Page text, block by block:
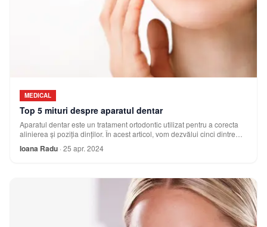
MEDICAL
Top 5 mituri despre aparatul dentar
Aparatul dentar este un tratament ortodontic utilizat pentru a corecta
alinierea și poziția dinților. În acest articol, vom dezvălui cinci dintre
Ioana Radu · 25 apr. 2024